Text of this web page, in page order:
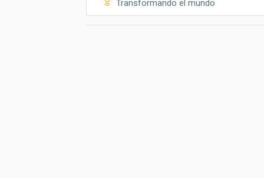
Transformando el mundo